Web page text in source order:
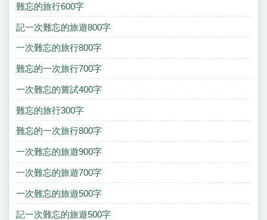
難忘的旅行600字
記一次難忘的旅遊800字
一次難忘的旅行800字
難忘的一次旅行700字
一次難忘的嘗試400字
難忘的旅行300字
難忘的一次旅行800字
一次難忘的旅遊900字
一次難忘的旅遊700字
一次難忘的旅遊500字
記一次難忘的旅遊500字